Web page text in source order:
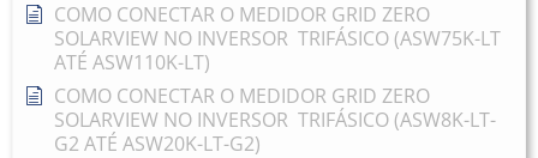
COMO CONECTAR O MEDIDOR GRID ZERO
SOLARVIEW NO INVERSOR TRIFÁSICO (ASW75K-LT
ATÉ ASW110K-LT)
COMO CONECTAR O MEDIDOR GRID ZERO
SOLARVIEW NO INVERSOR TRIFÁSICO (ASW8K-LT-
G2 ATÉ ASW20K-LT-G2)